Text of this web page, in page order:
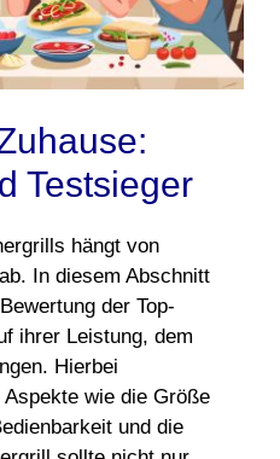
Testsieger
hängt von
In diesem Abschnitt
der Top-
ihrer Leistung, dem
Hierbei
wie die Größe
und die